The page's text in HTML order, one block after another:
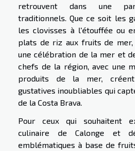
retrouvent dans une
traditionnels. Que ce soit les
les clovisses à l'étouffée ou
plats de riz aux fruits de
une célébration de la mer et
chefs de la région, avec une
produits de la mer, créent
gustatives inoubliables qui
de la Costa Brava.
Pour ceux qui souhaitent
culinaire de Calonge et
emblématiques à base de